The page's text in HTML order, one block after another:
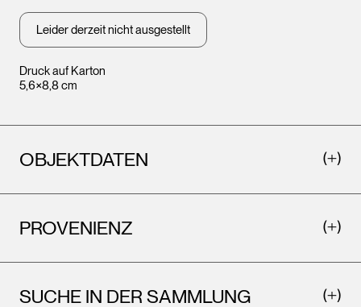
Druck auf Karton
5,6×8,8 cm
Leider derzeit nicht ausgestellt
OBJEKTDATEN
PROVENIENZ
SUCHE IN DER SAMMLUNG